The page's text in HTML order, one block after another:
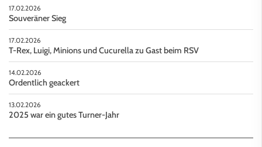
17.02.2026
Souveräner Sieg
17.02.2026
T-Rex, Luigi, Minions und Cucurella zu Gast beim RSV
14.02.2026
Ordentlich geackert
13.02.2026
2025 war ein gutes Turner-Jahr